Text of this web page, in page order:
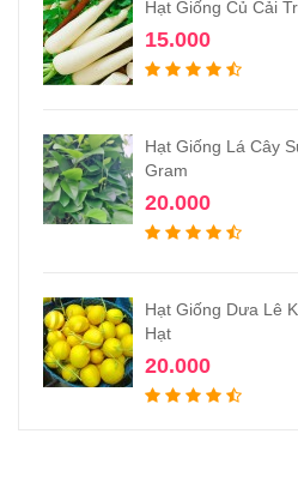
Hạt Giống Củ Cải
15.000
Hạt Giống Lá Cây
Gram
20.000
Hạt Giống Dưa Lê
Hạt
20.000